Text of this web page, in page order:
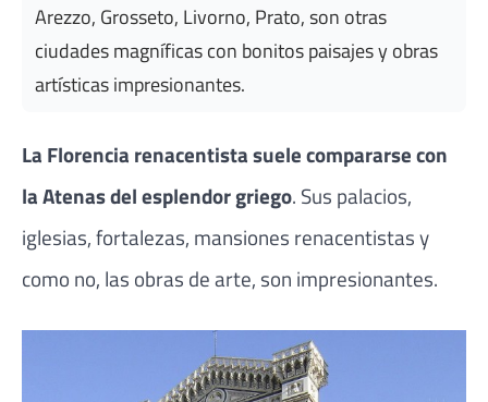
Arezzo, Grosseto, Livorno, Prato, son otras
ciudades magníficas con bonitos paisajes y obras
artísticas impresionantes.
La Florencia renacentista suele compararse con
la Atenas del esplendor griego. Sus palacios,
iglesias, fortalezas, mansiones renacentistas y
como no, las obras de arte, son impresionantes.